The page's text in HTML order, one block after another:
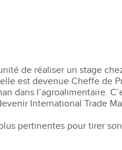
de réaliser un stage
est devenue Cheffe de
dans l’agroalimentaire.
International Trade
pertinentes pour tirer
Mastère
Cosmétiques
Mastère Big
Artificielle